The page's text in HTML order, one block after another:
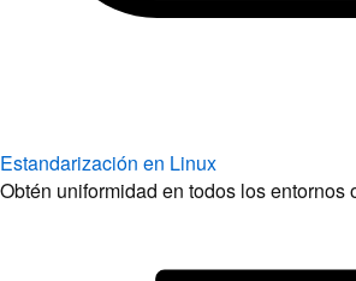
Estandarización en Linux
Obtén uniformidad en todos los entornos